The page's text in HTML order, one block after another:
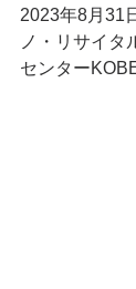
2023年8月31
ノ・リサイタ
センター